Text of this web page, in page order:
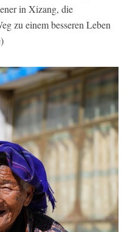
in Xizang, die
zu einem besseren Leben